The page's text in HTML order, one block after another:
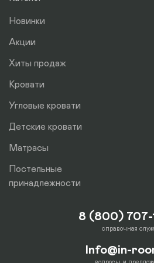
Новинки
Акции
Хиты продаж
Кровати
Угловые кровати
Детские кровати
Матрасы
Постельные
принадлежности
8 (800) 707-
справочная
Info@in-